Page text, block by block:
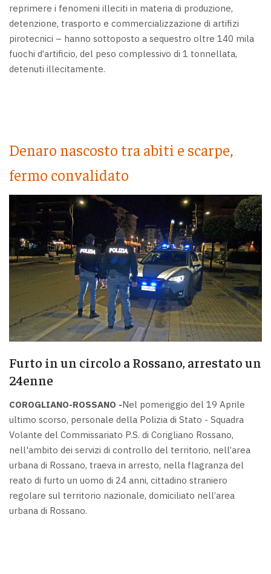
reprimere i fenomeni illeciti in materia di produzione,
detenzione, trasporto e commercializzazione di artifizi
pirotecnici – hanno sottoposto a sequestro oltre 140 mila
fuochi d’artificio, del peso complessivo di 1 tonnellata,
detenuti illecitamente.
Denaro nascosto tra abiti e scarpe,
fermo convalidato
Furto in un circolo a Rossano, arrestato un
24enne
COROGLIANO-ROSSANO -Nel pomeriggio del 19 Aprile
ultimo scorso, personale della Polizia di Stato - Squadra
Volante del Commissariato P.S. di Corigliano Rossano,
nell'ambito dei servizi di controllo del territorio, nell’area
urbana di Rossano, traeva in arresto, nella flagranza del
reato di furto un uomo di 24 anni, cittadino straniero
regolare sul territorio nazionale, domiciliato nell’area
urbana di Rossano.